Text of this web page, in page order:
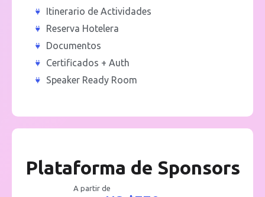
Itinerario de Actividades
Reserva Hotelera
Documentos
Certificados + Auth
Speaker Ready Room
Plataforma de Sponsors
A partir de